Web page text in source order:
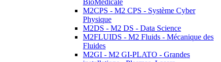
BioMédicale
M2CPS - M2 CPS - Système Cyber
Physique
M2DS - M2 DS - Data Science
M2FLUIDS - M2 Fluids - Mécanique des
Fluides
M2GI - M2 GI-PLATO - Grandes